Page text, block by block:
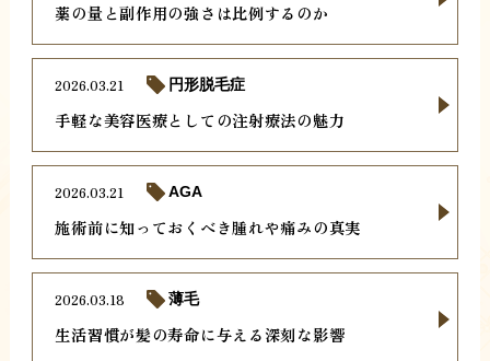
薬の量と副作用の強さは比例するのか
手軽な美容医療としての注射療法の魅力
2026.03.21 円形脱毛症
施術前に知っておくべき腫れや痛みの真実
2026.03.21 AGA
生活習慣が髪の寿命に与える深刻な影響
2026.03.18 薄毛